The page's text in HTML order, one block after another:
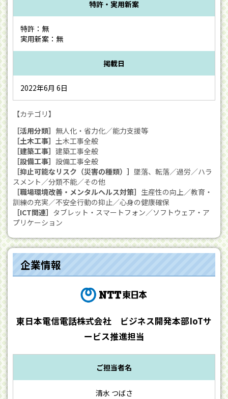
特許・実用新案
特許：無
実用新案：無
掲載日
2022年6月 6日
【カテゴリ】
［活用分類］ 無人化・省力化／能力支援等
［土木工事］ 土木工事全般
［建築工事］ 建築工事全般
［設備工事］ 設備工事全般
［抑止可能なリスク（災害の種類）］ 墜落、転落／過労／ハラ
スメント／分類不能／その他
［職場環境改善・メンタルヘルス対策］ 生産性の向上／教育・
訓練の充実／不安全行動の抑止／心身の健康確保
［ICT関連］ タブレット・スマートフォン／ソフトウェア・ア
プリケーション
企業情報
東日本電信電話株式会社 ビジネス開発本部IoTサ
ービス推進担当
ご担当者名
清水 つばさ